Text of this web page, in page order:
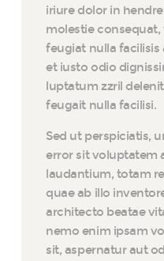
iriure dolor in
molestie consequat,
feugiat nulla facilisis
et iusto odio
luptatum zzril
feugait nulla facilisi.
Sed ut perspiciatis,
error sit voluptatem
laudantium, totam
quae ab illo
architecto beatae
nemo enim ipsam
sit, aspernatur aut